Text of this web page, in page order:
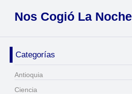
Nos Cogió La Noche
Categorías
Antioquia
Ciencia